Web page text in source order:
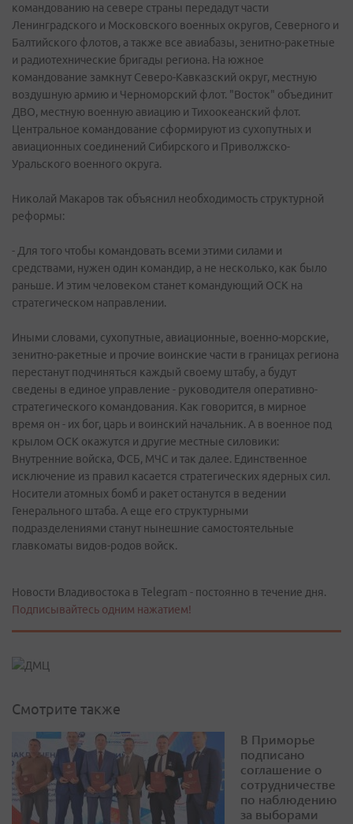
командованию на севере страны передадут части
Ленинградского и Московского военных округов, Северного и
Балтийского флотов, а также все авиабазы, зенитно-ракетные
и радиотехнические бригады региона. На южное
командование замкнут Северо-Кавказский округ, местную
воздушную армию и Черноморский флот. "Восток" объединит
ДВО, местную военную авиацию и Тихоокеанский флот.
Центральное командование сформируют из сухопутных и
авиационных соединений Сибирского и Приволжско-
Уральского военного округа.
Николай Макаров так объяснил необходимость структурной
реформы:
- Для того чтобы командовать всеми этими силами и
средствами, нужен один командир, а не несколько, как было
раньше. И этим человеком станет командующий ОСК на
стратегическом направлении.
Иными словами, сухопутные, авиационные, военно-морские,
зенитно-ракетные и прочие воинские части в границах региона
перестанут подчиняться каждый своему штабу, а будут
сведены в единое управление - руководителя оперативно-
стратегического командования. Как говорится, в мирное
время он - их бог, царь и воинский начальник. А в военное под
крылом ОСК окажутся и другие местные силовики:
Внутренние войска, ФСБ, МЧС и так далее. Единственное
исключение из правил касается стратегических ядерных сил.
Носители атомных бомб и ракет останутся в ведении
Генерального штаба. А еще его структурными
подразделениями станут нынешние самостоятельные
главкоматы видов-родов войск.
Новости Владивостока в Telegram - постоянно в течение дня.
Подписывайтесь одним нажатием!
Смотрите также
В Приморье
подписано
соглашение о
сотрудничестве
по наблюдению
за выборами